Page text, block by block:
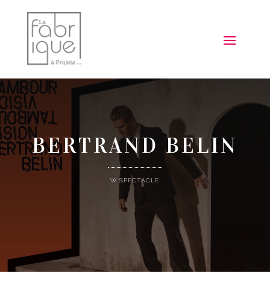
BERTRAND BELIN
W SPECTACLE